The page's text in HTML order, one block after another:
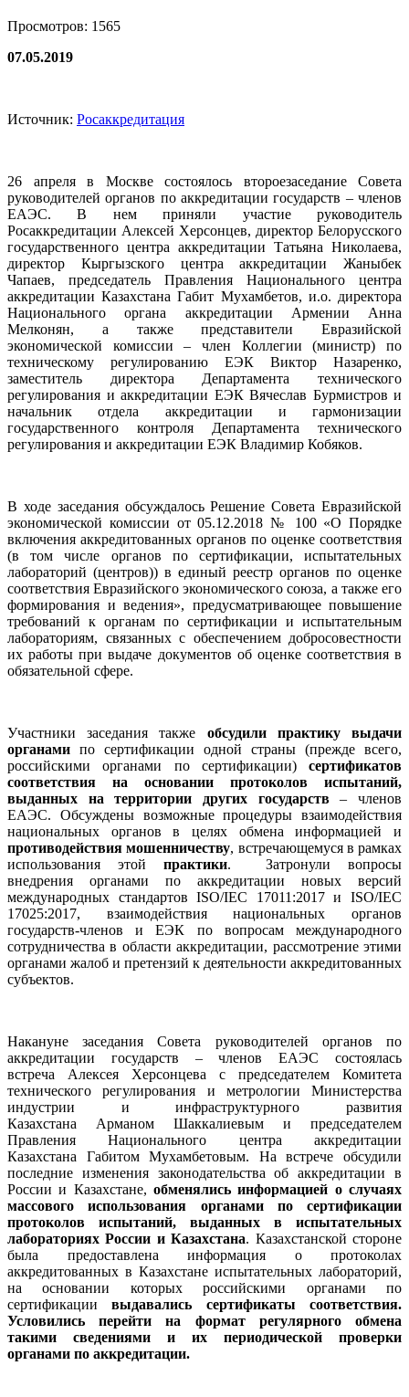
Просмотров: 1565
07.05.2019
Источник: Росаккредитация
26 апреля в Москве состоялось второезаседание Совета
руководителей органов по аккредитации государств – членов
ЕАЭС. В нем приняли участие руководитель
Росаккредитации Алексей Херсонцев, директор Белорусского
государственного центра аккредитации Татьяна Николаева,
директор Кыргызского центра аккредитации Жаныбек
Чапаев, председатель Правления Национального центра
аккредитации Казахстана Габит Мухамбетов, и.о. директора
Национального органа аккредитации Армении Анна
Мелконян, а также представители Евразийской
экономической комиссии – член Коллегии (министр) по
техническому регулированию ЕЭК Виктор Назаренко,
заместитель директора Департамента технического
регулирования и аккредитации ЕЭК Вячеслав Бурмистров и
начальник отдела аккредитации и гармонизации
государственного контроля Департамента технического
регулирования и аккредитации ЕЭК Владимир Кобяков.
В ходе заседания обсуждалось Решение Совета Евразийской
экономической комиссии от 05.12.2018 № 100 «О Порядке
включения аккредитованных органов по оценке соответствия
(в том числе органов по сертификации, испытательных
лабораторий (центров)) в единый реестр органов по оценке
соответствия Евразийского экономического союза, а также его
формирования и ведения», предусматривающее повышение
требований к органам по сертификации и испытательным
лабораториям, связанных с обеспечением добросовестности
их работы при выдаче документов об оценке соответствия в
обязательной сфере.
Участники заседания также обсудили практику выдачи
органами по сертификации одной страны (прежде всего,
российскими органами по сертификации) сертификатов
соответствия на основании протоколов испытаний,
выданных на территории других государств– членов
ЕАЭС. Обсуждены возможные процедуры взаимодействия
национальных органов в целях обмена информацией и
противодействия мошенничеству, встречающемуся в рамках
использования этой практики. Затронули вопросы
внедрения органами по аккредитации новых версий
международных стандартов ISO/IEC 17011:2017 и ISO/IEC
17025:2017, взаимодействия национальных органов
государств-членов и ЕЭК по вопросам международного
сотрудничества в области аккредитации, рассмотрение этими
органами жалоб и претензий к деятельности аккредитованных
субъектов.
Накануне заседания Совета руководителей органов по
аккредитации государств – членов ЕАЭС состоялась
встреча Алексея Херсонцева с председателем Комитета
технического регулирования и метрологии Министерства
индустрии и инфраструктурного развития
Казахстана Арманом Шаккалиевым и председателем
Правления Национального центра аккредитации
Казахстана Габитом Мухамбетовым. На встрече обсудили
последние изменения законодательства об аккредитации в
России и Казахстане, обменялись информацией о случаях
массового использования органами по сертификации
протоколов испытаний, выданных в испытательных
лабораториях России и Казахстана. Казахстанской стороне
была предоставлена информация о протоколах
аккредитованных в Казахстане испытательных лабораторий,
на основании которых российскими органами по
сертификациивыдавались сертификаты соответствия.
Условились перейти на формат регулярного обмена
такими сведениями и их периодической проверки
органами по аккредитации.